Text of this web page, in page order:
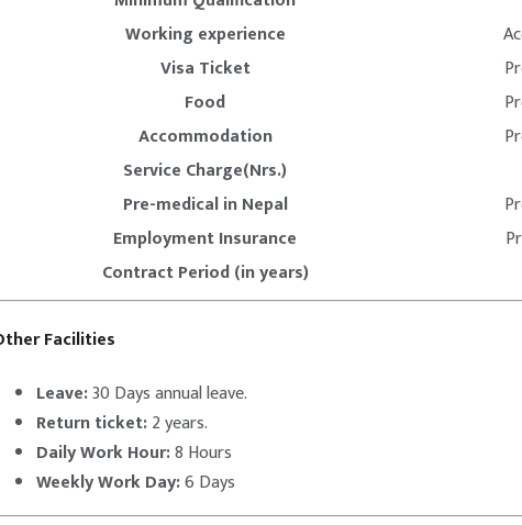
Working experience
Visa Ticket
Food
Accommodation
Service Charge(Nrs.)
Pre-medical in Nepal
Employment Insurance
Contract Period (in years)
Facilities
Leave:30 Days annual leave.
Return ticket:2 years.
Daily Work Hour:8 Hours
Weekly Work Day:6 Days